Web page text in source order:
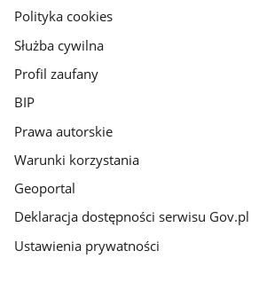
gov.pl
Polityka cookies
Służba cywilna
Profil zaufany
BIP
Prawa autorskie
Warunki korzystania
Geoportal
Deklaracja dostępności serwisu Gov.pl
Ustawienia prywatności